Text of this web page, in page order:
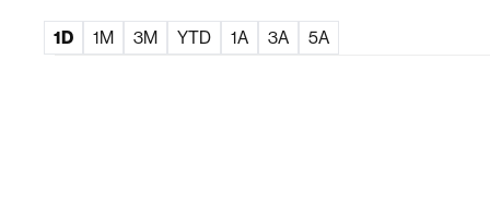
1D 1M 3M YTD 1A 3A 5A